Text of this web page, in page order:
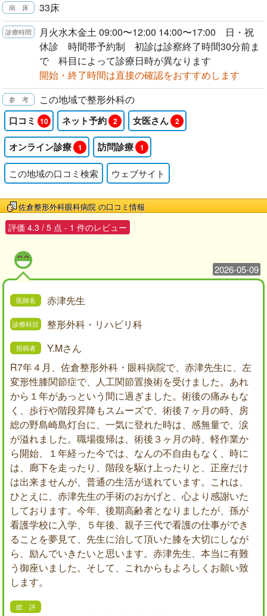
33床
月火水木金土 09:00〜12:00 14:00〜17:00 日・祝
休診 時間帯予約制 初診は診察終了時間30分前ま
で 科目によって診療日時が異なります
開始・終了時間は直接の確認をおすすめします
この地域で整形外科の
口コミ 10 ネット予約 2 女医さん 2
オンライン診療 1 訪問診療 1
この地域の口コミ検索 ウェブサイト
佐倉整形外科眼科病院の口コミ情報
評価 4.3 / 5 点 - 1 件のレビュー
2026-05-09
赤津先生
整形外科・リハビリ科
Y.Mさん
R7年４月、佐倉整形外科・眼科病院で、赤津先生に、左
変形性膝関節症で、人工関節置換術を受けました。あれ
から１年があっという間に過ぎました。術後の痛みもな
く、歩行や階段昇降もスムーズで、術後７ヶ月の時、房
総の野島崎島灯台に、一気に登れた時は、感無量で、涙
が溢れました。職場復帰は、術後３ヶ月の時、軽作業か
ら開始、１年経った今では、なんの不自由もなく、時に
は、廊下を走ったり、階段を駆け上ったりと、正座だけ
は出来ませんが、普通の生活が送れています。これは、
ひとえに、赤津先生の手術のおかげと、心より感謝いた
しております。今年、後期高齢者となりましたが、孫が
看護学校に入学、５年後、親子三代で看護の仕事ができ
ることを夢見て、先生に治して頂いた膝を大切にしなが
ら、励んでいきたいと思います。赤津先生、本当に有難
う御座いました。そして、これからもよろしくお願い致
します。